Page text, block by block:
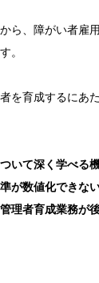
ら、障がい者雇
。
を育成するにあ
いて深く学べる
が数値化できな
理者育成業務が